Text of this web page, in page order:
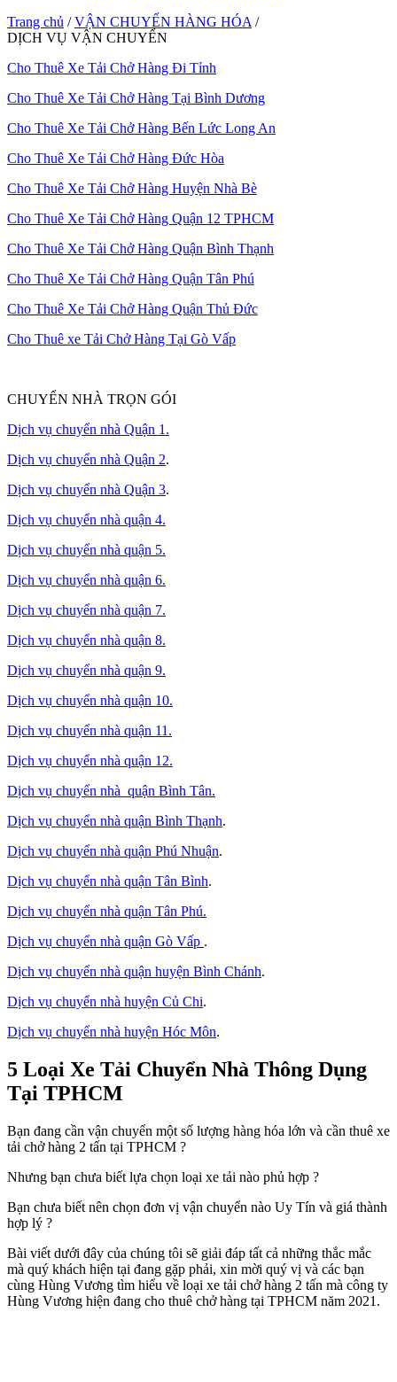
Trang chủ / VẬN CHUYỂN HÀNG HÓA /
DỊCH VỤ VẬN CHUYỂN
Cho Thuê Xe Tải Chở Hàng Đi Tỉnh
Cho Thuê Xe Tải Chở Hàng Tại Bình Dương
Cho Thuê Xe Tải Chở Hàng Bến Lức Long An
Cho Thuê Xe Tải Chở Hàng Đức Hòa
Cho Thuê Xe Tải Chở Hàng Huyện Nhà Bè
Cho Thuê Xe Tải Chở Hàng Quận 12 TPHCM
Cho Thuê Xe Tải Chở Hàng Quận Bình Thạnh
Cho Thuê Xe Tải Chở Hàng Quận Tân Phú
Cho Thuê Xe Tải Chở Hàng Quận Thủ Đức
Cho Thuê xe Tải Chở Hàng Tại Gò Vấp
CHUYỂN NHÀ TRỌN GÓI
Dịch vụ chuyển nhà Quận 1.
Dịch vụ chuyển nhà Quận 2.
Dịch vụ chuyển nhà Quận 3.
Dịch vụ chuyển nhà quận 4.
Dịch vụ chuyển nhà quận 5.
Dịch vụ chuyển nhà quận 6.
Dịch vụ chuyển nhà quận 7.
Dịch vụ chuyển nhà quận 8.
Dịch vụ chuyển nhà quận 9.
Dịch vụ chuyển nhà quận 10.
Dịch vụ chuyển nhà quận 11.
Dịch vụ chuyển nhà quận 12.
Dịch vụ chuyển nhà quận Bình Tân.
Dịch vụ chuyển nhà quận Bình Thạnh.
Dịch vụ chuyển nhà quận Phú Nhuận.
Dịch vụ chuyển nhà quận Tân Bình.
Dịch vụ chuyển nhà quận Tân Phú.
Dịch vụ chuyển nhà quận Gò Vấp .
Dịch vụ chuyển nhà quận huyện Bình Chánh.
Dịch vụ chuyển nhà huyện Củ Chi.
Dịch vụ chuyển nhà huyện Hóc Môn.
5 Loại Xe Tải Chuyển Nhà Thông Dụng
Tại TPHCM
Bạn đang cần vận chuyển một số lượng hàng hóa lớn và cần thuê xe
tải chở hàng 2 tấn tại TPHCM ?
Nhưng bạn chưa biết lựa chọn loại xe tải nào phủ hợp ?
Bạn chưa biết nên chọn đơn vị vận chuyển nào Uy Tín và giá thành
hợp lý ?
Bài viết dưới đây của chúng tôi sẽ giải đáp tất cả những thắc mắc
mà quý khách hiện tại đang gặp phải, xin mời quý vị và các bạn
cùng Hùng Vương tìm hiểu về loại xe tải chở hàng 2 tấn mà công ty
Hùng Vương hiện đang cho thuê chở hàng tại TPHCM năm 2021.